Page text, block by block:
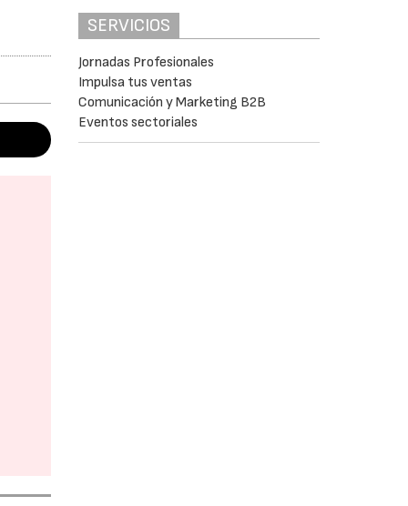
SERVICIOS
Jornadas Profesionales
Impulsa tus ventas
Comunicación y Marketing B2B
Eventos sectoriales